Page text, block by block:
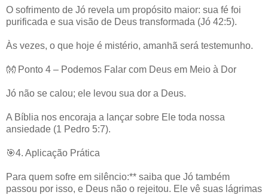
O sofrimento de Jó revela um propósito maior: sua fé foi
purificada e sua visão de Deus transformada (Jó 42:5).
Às vezes, o que hoje é mistério, amanhã será testemunho.
👐 Ponto 4 – Podemos Falar com Deus em Meio à Dor
Jó não se calou; ele levou sua dor a Deus.
A Bíblia nos encoraja a lançar sobre Ele toda nossa
ansiedade (1 Pedro 5:7).
🎯4. Aplicação Prática
Para quem sofre em silêncio:** saiba que Jó também
passou por isso, e Deus não o rejeitou. Ele vê suas lágrimas